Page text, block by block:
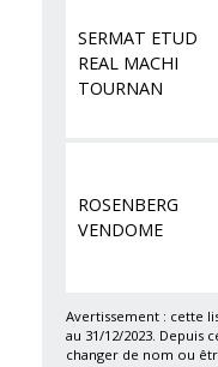
SERMAT ETUD
REAL MACHI
TOURNAN
ROSENBERG
VENDOME
Avertissement : cette
au 31/12/2023. Depuis
changer de nom ou